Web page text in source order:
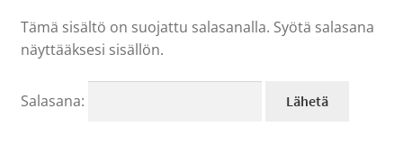
Tämä sisältö on suojattu salasanalla. Syötä salasana
näyttääksesi sisällön.
Salasana: